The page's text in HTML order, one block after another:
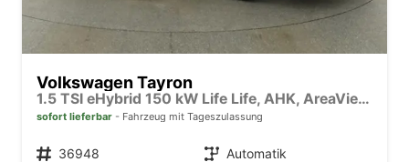
Volkswagen Tayron
1.5 TSI eHybrid 150 kW Life Life, AHK, AreaView, Side, Navi, Winter, 5-J. Garantie
sofort lieferbar Fahrzeug mit Tageszulassung
Fahrzeugnr. 36948 Getriebe Automatik